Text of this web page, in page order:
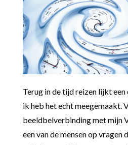
Terug in de tijd reizen lijkt
ik heb het echt meegemaakt.
beeldbelverbinding met mijn
een van de mensen op vragen